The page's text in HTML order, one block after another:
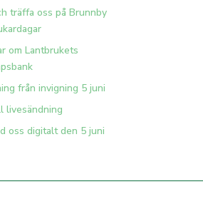
träffa oss på Brunnby
om Lantbrukets
från invigning 5 juni
livesändning
oss digitalt den 5 juni